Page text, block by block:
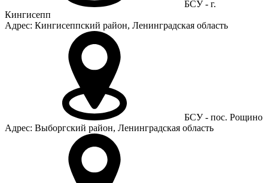
БСУ - г.
Кингисепп
Адрес: Кингисеппский район, Ленинградская область
БСУ - пос. Рощино
Адрес: Выборгский район, Ленинградская область